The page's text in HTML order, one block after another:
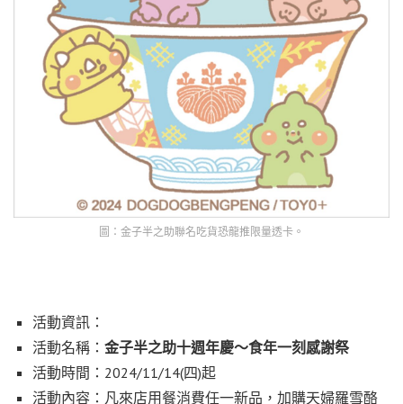
圖：金子半之助聯名吃貨恐龍推限量透卡。
活動資訊：
活動名稱： 金子半之助十週年慶～食年一刻感謝祭
活動時間：2024/11/14(四)起
活動內容：凡來店用餐消費任一新品，加購天婦羅雪酪